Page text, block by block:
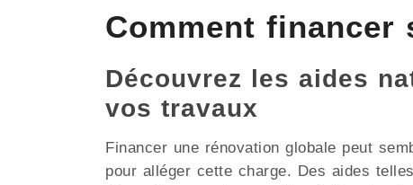
Comment financer
Découvrez les aides
vos travaux
Financer une rénovation globale peut
pour alléger cette charge. Des aides